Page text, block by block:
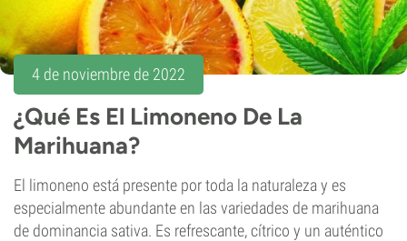
4 de noviembre de 2022
¿Qué Es El Limoneno De La
Marihuana?
El limoneno está presente por toda la naturaleza y es
especialmente abundante en las variedades de marihuana
de dominancia sativa. Es refrescante, cítrico y un auténtico